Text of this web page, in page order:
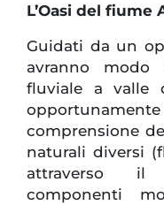
L’Oasi del fiume
Guidati da un
avranno modo
fluviale a valle
comprensione
naturali diversi
attraverso il
componenti